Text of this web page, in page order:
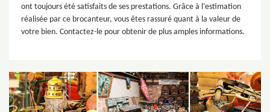
ont toujours été satisfaits de ses prestations. Grâce à l’estimation
réalisée par ce brocanteur, vous êtes rassuré quant à la valeur de
votre bien. Contactez-le pour obtenir de plus amples informations.